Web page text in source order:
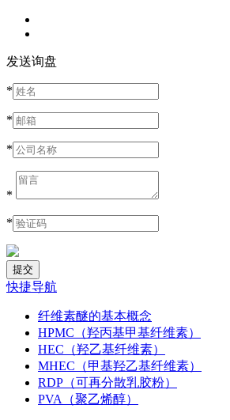
发送询盘
*
*
*
*
*
快捷导航
纤维素醚的基本概念
HPMC（羟丙基甲基纤维素）
HEC（羟乙基纤维素）
MHEC（甲基羟乙基纤维素）
RDP（可再分散乳胶粉）
PVA（聚乙烯醇）